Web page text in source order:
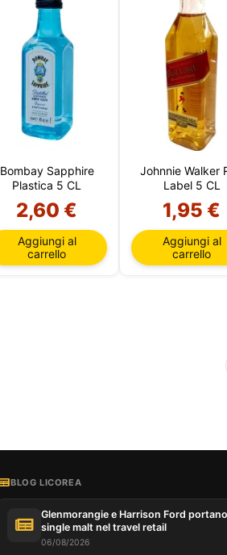
Bombay Sapphire
Plastica 5 CL
2,60 €
Aggiungi al
carrello
Johnnie Walker
Label 5 CL
1,95 €
Aggiungi al
carrello
BLOG LICOREA
Glenmorangie e Harrison Ford
single malt nel travel retail
06/08/2026
Il
vari
e,